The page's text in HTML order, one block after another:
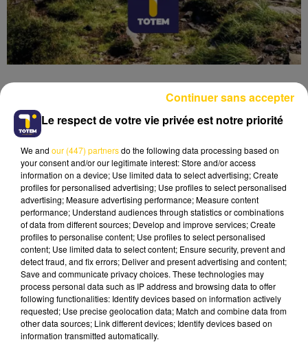
Lecture (6 min 13 sec)
21 mars 2025 - 6 min 13 sec
L'INFO DU CANTAL 21/03/25 À 12H30
Ecoutez sur Totem l'information dans le Cantal,
le pays de Brioude et Issoire avec les reportages
de nos journalistes sur le terrain .
Le respect de votre vie privée est notre priorité
We and our (447) partnersdo the following data processing based on
your consent and/or our legitimate interest: Store and/or access
information on a device; Use limited data to select advertising; Create
profiles for personalised advertising; Use profiles to select personalised
advertising; Measure advertising performance; Measure content
performance; Understand audiences through statistics or combinations
of data from different sources; Develop and improve services; Create
profiles to personalise content; Use profiles to select personalised
content; Use limited data to select content; Ensure security, prevent and
detect fraud, and fix errors; Deliver and present advertising and content;
Save and communicate privacy choices. These technologies may
process personal data such as IP address and browsing data to offer
following functionalities: Identify devices based on information actively
requested; Use precise geolocation data; Match and combine data from
other data sources; Link different devices; Identify devices based on
information transmitted automatically.
Continuer sans accepter